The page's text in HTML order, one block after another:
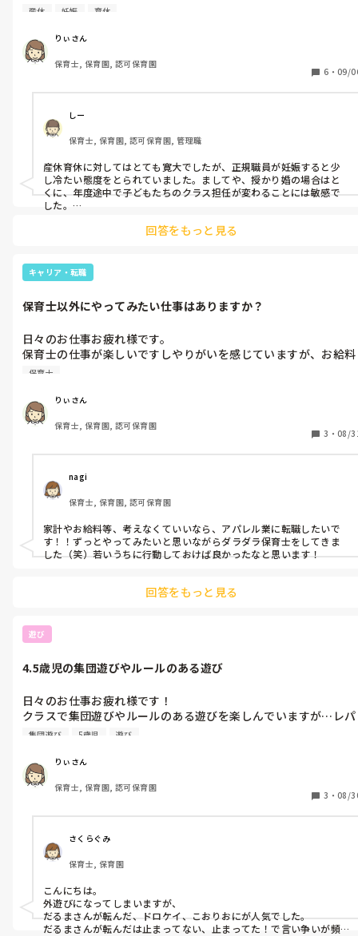
歴が上の先生から順番など暗黙の了解などありますか？
じています！友人の職場はそうでもないようで…園によってもそ
この理解は違うのかな？とふと気になりした！
産休 妊娠 育休
りぃさん
保育士, 保育園, 認可保育園
6 ・ 09/
しー
保育士, 保育園, 認可保育園, 管理職
産休育休に対してはとても寛大でしたが、正規職員が妊娠すると少
し冷たい態度をとられていました。ましてや、授かり婚の場合はと
くに、年度途中で子どもたちのクラス担任が変わることには敏感で
した。
回答をもっと見る
キャリア・転職
保育士以外にやってみたい仕事はありますか？
日々のお仕事お疲れ様です。
保育士の仕事が楽しいですしやりがいを感じていますが、お給料
面だけが悩みです🥹
い！！と思うこともあります。みなさんは保育士以外の仕事をで
きるならどんな仕事をしたいですか？
保育士
りぃさん
保育士, 保育園, 認可保育園
3 ・ 08/
nagi
保育士, 保育園, 認可保育園
家計やお給料等、考えなくていいなら、アパレル業に転職したいで
す！！ずっとやってみたいと思いながらダラダラ保育士をしてきま
した（笑）若いうちに行動しておけば良かったなと思います！
回答をもっと見る
遊び
4.5歳児の集団遊びやルールのある遊び
日々のお仕事お疲れ様です！
クラスで集団遊びやルールのある遊びを楽しんでいますが…レパ
ートリーが少ないのが悩みです🫣
列車です。他に4.5歳児にオススメの集団遊びやルールのある遊
はあれば教えていただけると嬉しいです！
集団遊び 5歳児 遊び
りぃさん
保育士, 保育園, 認可保育園
3 ・ 08/
さくらぐみ
保育士, 保育園
こんにちは。
外遊びになってしまいますが、
だるまさんが転んだ、ドロケイ、こおりおにが人気でした。
だるまさんが転んだは止まってない、止まってた！で言い争いが頻